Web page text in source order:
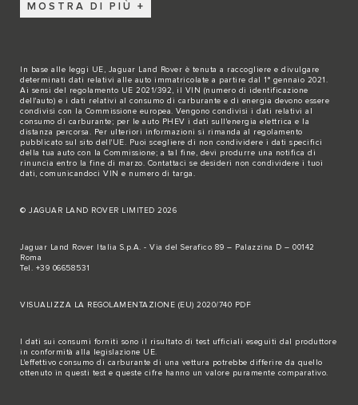
MOSTRA DI PIÙ
In base alle leggi UE, Jaguar Land Rover è tenuta a raccogliere e divulgare
determinati dati relativi alle auto immatricolate a partire dal 1° gennaio 2021.
Ai sensi del regolamento UE 2021/392, il VIN (numero di identificazione
dell'auto) e i dati relativi al consumo di carburante e di energia devono essere
condivisi con la Commissione europea. Vengono condivisi i dati relativi al
consumo di carburante; per le auto PHEV i dati sull'energia elettrica e la
distanza percorsa. Per ulteriori informazioni si rimanda al regolamento
pubblicato sul sito dell'UE. Puoi scegliere di non condividere i dati specifici
della tua auto con la Commissione; a tal fine, devi produrre una notifica di
rinuncia entro la fine di marzo. Contattaci se desideri non condividere i tuoi
dati, comunicandoci VIN e numero di targa.
© JAGUAR LAND ROVER LIMITED 2026
Jaguar Land Rover Italia S.p.A. - Via del Serafico 89 – Palazzina D – 00142
Roma
Tel. +39 06658531
VISUALIZZA LA REGOLAMENTAZIONE (EU) 2020/740 PDF
I dati sui consumi forniti sono il risultato di test ufficiali eseguiti dal produttore
in conformità alla legislazione UE.
L'effettivo consumo di carburante di una vettura potrebbe differire da quello
ottenuto in questi test e queste cifre hanno un valore puramente comparativo.